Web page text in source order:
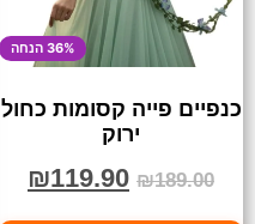
36% הנחה
כנפיים פייה קסומות כחול
ירוק
₪189.00
₪119.90